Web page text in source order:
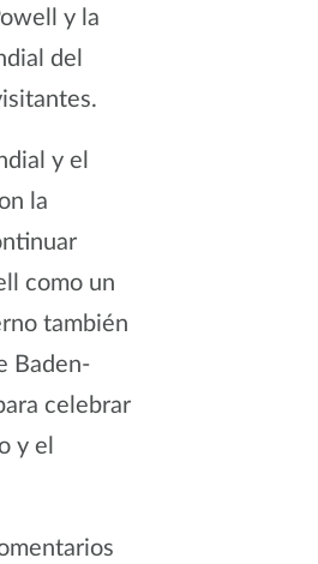
y la
del
y el
la
como un
también
Baden-
celebrar
y el